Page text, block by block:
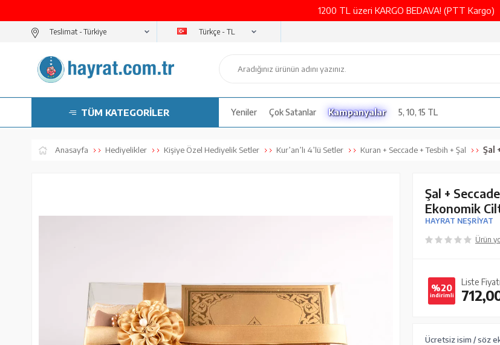
1200 TL üzeri KARGO BEDAVA! (PTT Kargo)
Teslimat - Türkçe - TL
TÜM KATEGORİLER Yeniler Çok Satanlar Kampanyalar 5, 10, 15 TL
Anasayfa Hediyelikler Kişiye Özel Hediyelik Setler Kur’an’lı 4’lü Setler Kuran + Seccade + Tesbih + Şal Şal +
Şal +
Ekonomik
HAYRAT NEŞRİYAT
Ürün
%20
indirimli
Liste
Ücretsiz isim / söz